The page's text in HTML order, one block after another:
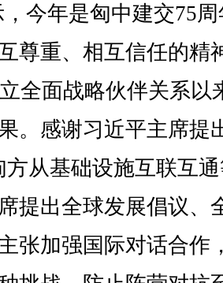
今年是匈中建交75
尊重、相互信任的精
全面战略伙伴关系以
。感谢习近平主席提
方从基础设施互联互
提出全球发展倡议、
张加强国际对话合作